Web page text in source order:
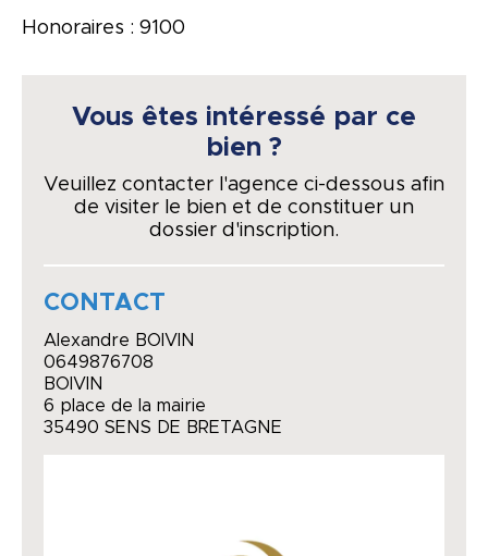
Honoraires : 9100
Vous êtes intéressé par ce
bien ?
Veuillez contacter l'agence ci-dessous afin
de visiter le bien et de constituer un
dossier d'inscription.
CONTACT
Alexandre BOIVIN
0649876708
BOIVIN
6 place de la mairie
35490 SENS DE BRETAGNE